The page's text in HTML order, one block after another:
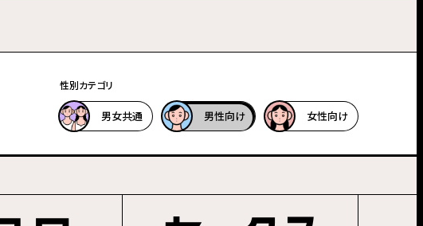
性別カテゴリ
男女共通 男性向け 女性向け